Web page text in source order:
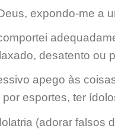
expondo-me a
desatento ou
apego às
esportes, ter
(adorar falsos